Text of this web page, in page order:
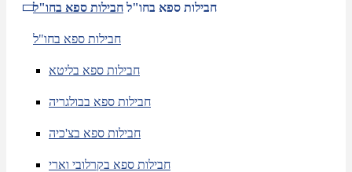
חבילות ספא בחו"ל חבילות ספא בחו"ל
חבילות ספא בחו"ל
חבילות ספא בליטא
חבילות ספא בבולגריה
חבילות ספא בצ'כיה
חבילות ספא בקרלובי וארי